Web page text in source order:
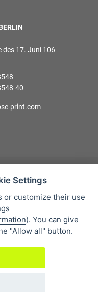
des 17. Juni 106
40
print.com
Settings
or customize their use
). You can give
"Allow all" button.